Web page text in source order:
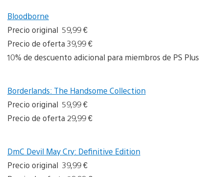
Bloodborne
Precio original 59,99 €
Precio de oferta 39,99 €
10% de descuento adicional para miembros de PS Plus
Borderlands: The Handsome Collection
Precio original 59,99 €
Precio de oferta 29,99 €
DmC Devil May Cry: Definitive Edition
Precio original 39,99 €